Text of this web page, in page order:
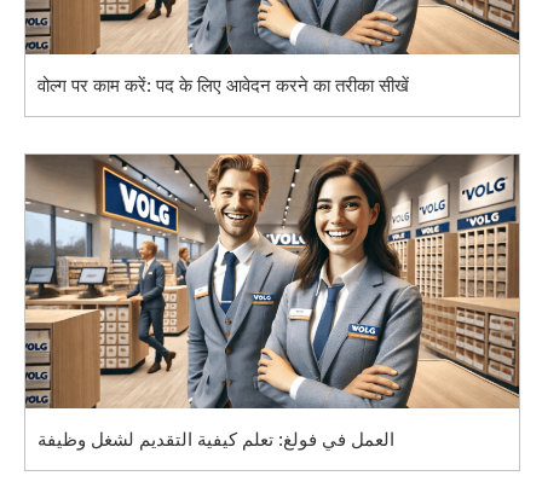
वोल्ग पर काम करें: पद के लिए आवेदन करने का तरीका सीखें
العمل في فولغ: تعلم كيفية التقديم لشغل وظيفة